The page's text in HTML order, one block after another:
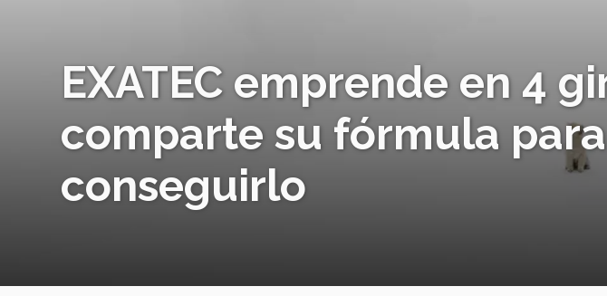
EXATEC emprende en 4
comparte su fórmula para
conseguirlo